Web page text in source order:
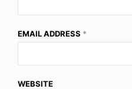
EMAIL ADDRESS *
WEBSITE